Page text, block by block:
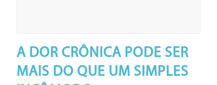
A DOR CRÔNICA PODE SER
MAIS DO QUE UM SIMPLES